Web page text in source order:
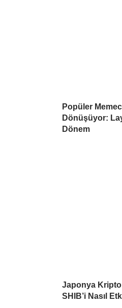
Popüler
Dönüşüyor:
Dönem
Japonya
SHIB’i Nasıl